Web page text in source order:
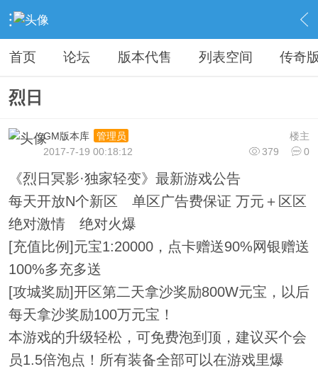
› 教程广告专区 › 广告专区 › 内容
首页 论坛 版本代售 列表空间 传奇
烈日
楼主
GM版本库
管理员
379
0
2017-7-19 00:18:12
《烈日冥影·独家轻变》最新游戏公告
每天开放N个新区 单区广告费保证 万元＋区区
绝对激情 绝对火爆
[充值比例]元宝1:20000，点卡赠送90%网银赠送
100%多充多送
[攻城奖励]开区第二天拿沙奖励800W元宝，以后
每天拿沙奖励100万元宝！
本游戏的升级轻松，可免费泡到顶，建议买个会
员1.5倍泡点！所有装备全部可以在游戏里爆